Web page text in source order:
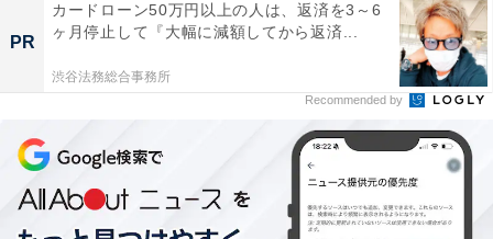
PR
カードローン50万円以上の人は、返済を3～6
ヶ月停止して『大幅に減額してから返済...
渋谷法務総合事務所
Recommended by